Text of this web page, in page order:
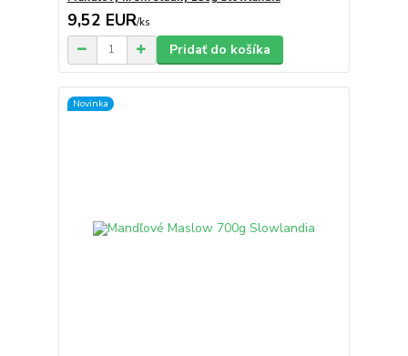
9,52 EUR/ks
Pridať do košíka
Novinka